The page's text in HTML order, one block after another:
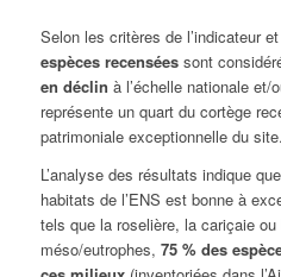
Selon les critères de l’indicateur
espèces recenséessont
en déclin à l’échelle nationale et/
représente un quart du cortège
patrimoniale exceptionnelle du site.
L’analyse des résultats indique
habitats de l’ENS est bonne à
tels que la roselière, la cariçaie
méso/eutrophes, 75 % des